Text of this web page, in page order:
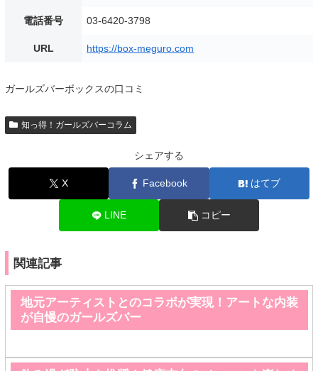
電話番号 03-6420-3798
URL https://box-meguro.com
ガールズバーボックスの口コミ
知っ得！ガールズバーコラム
シェアする
X Facebook はてブ
LINE コピー
関連記事
地元アーティストとのコラボが実現！アートな内装
が自慢のガールズバー